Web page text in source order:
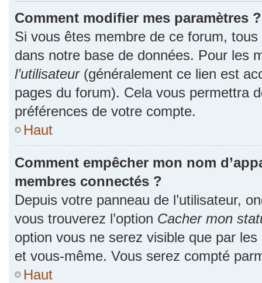
Comment modifier mes paramètres ?
Si vous êtes membre de ce forum,
dans notre base de données. Pour les
l’utilisateur(généralement ce lien est
pages du forum). Cela vous permettra
préférences de votre compte.
Haut
Comment empêcher mon nom
membres connectés ?
Depuis votre panneau de l’utilisateur,
vous trouverez l’option Cacher mon
option vous ne serez visible que par
et vous-même. Vous serez compté
Haut